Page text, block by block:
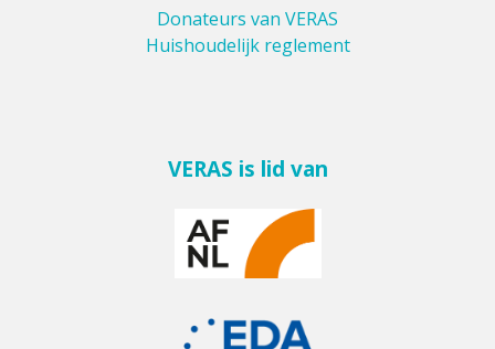
Donateurs van VERAS
Huishoudelijk reglement
VERAS is lid van